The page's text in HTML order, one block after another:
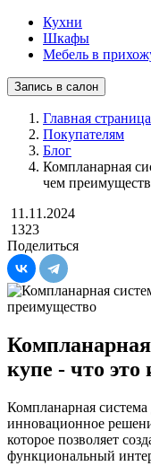
Кухни
Шкафы
Мебель в
Запись в салон
Главная страница
Покупателям
Блог
Компланарная
чем
11.11.2024
1323
Поделиться
купе - что
Компланарная
инновационное
которое позволяет
функциональный